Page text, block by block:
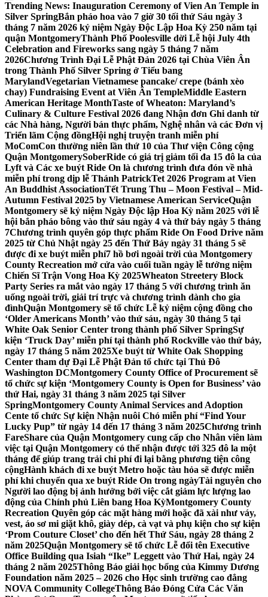
Trending News: Inauguration Ceremony of Vien An Temple in
Silver SpringBắn pháo hoa vào 7 giờ 30 tối thứ Sáu ngày 3
tháng 7 năm 2026 kỷ niệm Ngày Độc Lập Hoa Kỳ 250 năm tại
quận MontgomeryThành Phố Poolesville dời Lễ hội July 4th
Celebration and Fireworks sang ngày 5 tháng 7 năm
2026Chương Trình Đại Lễ Phật Đản 2026 tại Chùa Viên Ân
trong Thành Phố Silver Spring ở Tiểu bang
MarylandVegetarian Vietnamese pancake/ crepe (bánh xèo
chay) Fundraising Event at Viên Ân TempleMiddle Eastern
American Heritage MonthTaste of Wheaton: Maryland’s
Culinary & Culture Festival 2026 đang Nhận đơn Ghi danh từ
các Nhà hàng, Người bán thực phẩm, Nghệ nhân và các Đơn vị
Triển lãm Cộng đồngHội nghị truyện tranh miễn phí
MoComCon thường niên lần thứ 10 của Thư viện Công cộng
Quận MontgomerySoberRide có giá trị giảm tối đa 15 đô la của
Lyft và Các xe buýt Ride On là chương trình đưa đón về nhà
miễn phí trong dịp lễ Thánh PatrickTet 2026 Program at Vien
An Buddhist AssociationTết Trung Thu – Moon Festival – Mid-
Autumn Festival 2025 by Vietnamese American ServiceQuận
Montgomery sẽ kỷ niệm Ngày Độc lập Hoa Kỳ năm 2025 với lễ
hội bắn pháo bông vào thứ sáu ngày 4 và thứ bảy ngày 5 tháng
7Chương trình quyên góp thực phẩm Ride On Food Drive năm
2025 từ Chủ Nhật ngày 25 đến Thứ Bảy ngày 31 tháng 5 sẽ
được đi xe buýt miễn phí7 hồ bơi ngoài trời của Montgomery
County Recreation mở cửa vào cuối tuần ngày lễ tưởng niệm
Chiến Sĩ Trận Vong Hoa Kỳ 2025Wheaton Streetery Block
Party Series ra mắt vào ngày 17 tháng 5 với chương trình ăn
uống ngoài trời, giải trí trực và chương trình dành cho gia
đìnhQuận Montgomery sẽ tổ chức Lễ kỷ niệm cộng đồng cho
‘Older Americans Month’ vào thứ sáu, ngày 30 tháng 5 tại
White Oak Senior Center trong thành phố Silver SpringSự
kiện ‘Truck Day’ miễn phí tại thành phố Rockville vào thứ bảy,
ngày 17 tháng 5 năm 2025Xe buýt từ White Oak Shopping
Center tham dự Đại Lễ Phật Đản tổ chức tại Thủ Đô
Washington DCMontgomery County Office of Procurement sẽ
tổ chức sự kiện ‘Montgomery County is Open for Business’ vào
thứ Hai, ngày 31 tháng 3 năm 2025 tại Silver
SpringMontgomery County Animal Services and Adoption
Cente tổ chức Sự kiện Nhận nuôi Chó miễn phí “Find Your
Lucky Pup” từ ngày 14 đến 17 tháng 3 năm 2025Chương trình
FareShare của Quận Montgomery cung cấp cho Nhân viên làm
việc tại Quận Montgomery có thể nhận được tới 325 đô la một
tháng để giúp trang trải chi phí đi lại bằng phương tiện công
cộngHành khách đi xe buýt Metro hoặc tàu hỏa sẽ được miễn
phí khi chuyển qua xe buýt Ride On trong ngàyTài nguyên cho
Người lao động bị ảnh hưởng bởi việc cắt giảm lực lượng lao
động của Chính phủ Liên bang Hoa KỳMontgomery County
Recreation Quyên góp các mặt hàng mới hoặc đã xài như váy,
vest, áo sơ mi giặt khô, giày dép, cà vạt và phụ kiện cho sự kiện
‘Prom Couture Closet’ cho đến hết Thứ Sáu, ngày 28 tháng 2
năm 2025Quận Montgomery sẽ tổ chức Lễ đổi tên Executive
Office Building qua Isiah “Ike” Leggett vào Thứ Hai, ngày 24
tháng 2 năm 2025Thông Báo giải học bổng của Kimmy Dương
Foundation năm 2025 – 2026 cho Học sinh trường cao đẳng
NOVA Community CollegeThông Báo Đóng Cửa Các Văn